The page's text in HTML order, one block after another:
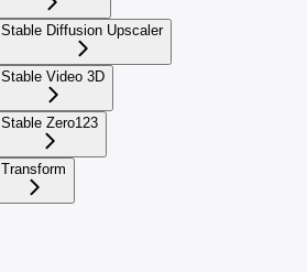
Stable Diffusion Upscaler
Stable Video 3D
Stable Zero123
Transform